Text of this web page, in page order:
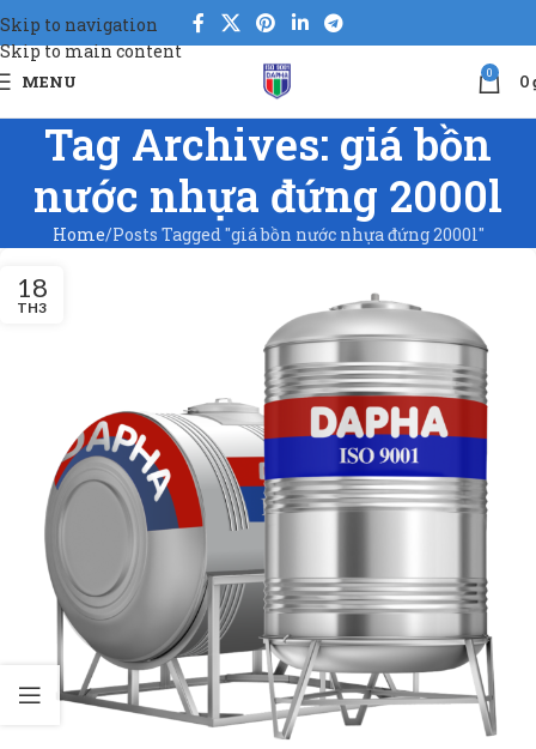
Skip to navigation
Skip to main content
MENU 0 0
Tag Archives: giá bồn
nước nhựa đứng 2000l
Home Posts Tagged "giá bồn nước nhựa đứng 2000l"
18
TH3